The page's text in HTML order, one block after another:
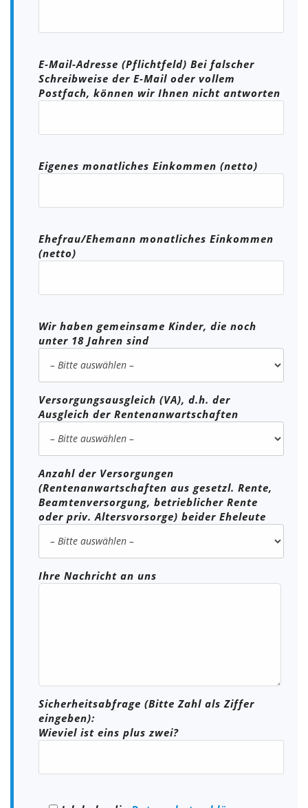
E-Mail-Adresse (Pflichtfeld) Bei falscher
Schreibweise der E-Mail oder vollem
Postfach, können wir Ihnen nicht antworten
Eigenes monatliches Einkommen (netto)
Ehefrau/Ehemann monatliches Einkommen
(netto)
Wir haben gemeinsame Kinder, die noch
unter 18 Jahren sind
Versorgungsausgleich (VA), d.h. der
Ausgleich der Rentenanwartschaften
Anzahl der Versorgungen
(Rentenanwartschaften aus gesetzl. Rente,
Beamtenversorgung, betrieblicher Rente
oder priv. Altersvorsorge) beider Eheleute
Ihre Nachricht an uns
Sicherheitsabfrage (Bitte Zahl als Ziffer
eingeben):
Wieviel ist eins plus zwei?